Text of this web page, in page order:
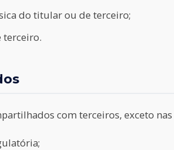
do titular ou de terceiro;
terceiro.
com terceiros, exceto